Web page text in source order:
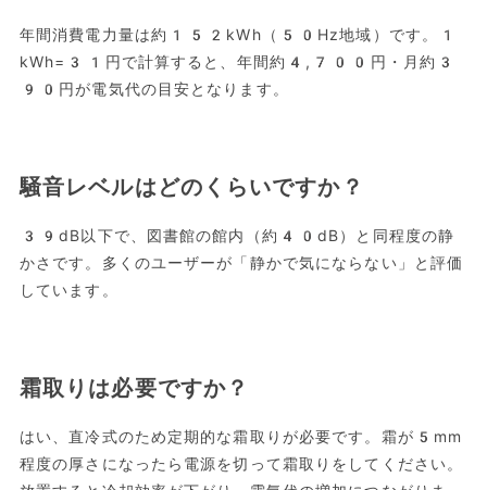
年間消費電力量は約152kWh（50Hz地域）です。1
kWh=31円で計算すると、年間約4,700円・月約3
90円が電気代の目安となります。
騒音レベルはどのくらいですか？
39dB以下で、図書館の館内（約40dB）と同程度の静
かさです。多くのユーザーが「静かで気にならない」と評価
しています。
霜取りは必要ですか？
はい、直冷式のため定期的な霜取りが必要です。霜が5mm
程度の厚さになったら電源を切って霜取りをしてください。